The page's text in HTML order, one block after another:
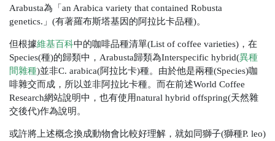
Arabusta為「an Arabica variety that contained Robusta
genetics.」(有著羅布斯塔基因的阿拉比卡品種)。
但根據維基百科中的咖啡品種清單(List of coffee varieties)，在
Species(種)的歸類中，Arabusta歸類為Interspecific hybrid(異種
間雜種)並非C. arabica(阿拉比卡)種。由於他是兩種(Species)咖
啡雜交而成，所以並非阿拉比卡種。而在前述World Coffee
Research網站說明中，也有使用natural hybrid offspring(天然雜
交後代)作為說明。
或許將上述概念換成動物會比較好理解，就如同獅子(獅種P. leo)